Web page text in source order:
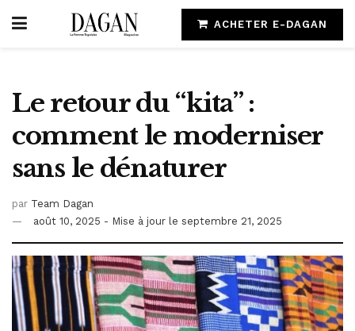
ACHETER E-DAGAN
Le retour du “kita” :
comment le moderniser
sans le dénaturer
par Team Dagan
août 10, 2025 - Mise à jour le septembre 21, 2025